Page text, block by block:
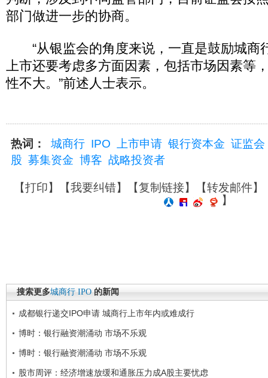
部门做进一步的协商。
“从银监会的角度来说，一直是鼓励城商
上市还要考虑多方面因素，包括市场因素等
性不大。”前述人士表示。
热词： 城商行 IPO 上市申请 银行资本金 证监会
股 募集资金 博客 战略投资者
【打印】【我要纠错】【复制链接】【转发邮件】
】
搜索更多城商行 IPO 的新闻
成都银行递交IPO申请 城商行上市年内或难成行
博时：银行融资潮涌动 市场不乐观
博时：银行融资潮涌动 市场不乐观
股市周评：经济增速放缓和通胀压力成A股主要忧虑